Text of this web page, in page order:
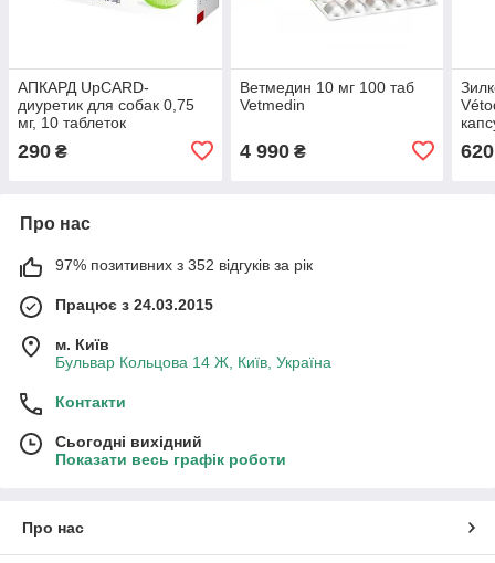
АПКАРД UpCARD-
диуретик для собак 0,75
мг, 10 таблеток
290 ₴
Ветмедин 10 мг 100 таб
Vetmedin
4 990₴ 620
Про нас
97% позитивних з 352 відгуків за рік
Працює з 24.03.2015
м. Київ
Бульвар Кольцова 14 Ж, Київ, Україна
Контакти
Сьогодні вихідний
Показати весь графік роботи
Про нас